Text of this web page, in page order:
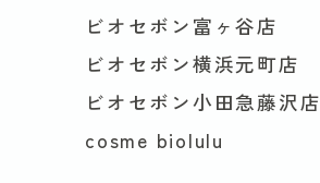
ビオセボン富ヶ谷店
ビオセボン横浜元町店
ビオセボン小田急藤沢店
cosme biolulu